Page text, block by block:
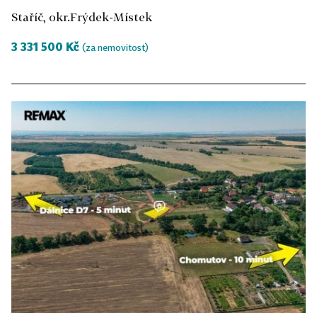
Staříč, okr.Frýdek-Místek
3 331 500 Kč (za nemovitost)